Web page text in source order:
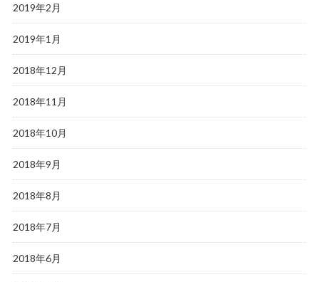
2019年2月
2019年1月
2018年12月
2018年11月
2018年10月
2018年9月
2018年8月
2018年7月
2018年6月